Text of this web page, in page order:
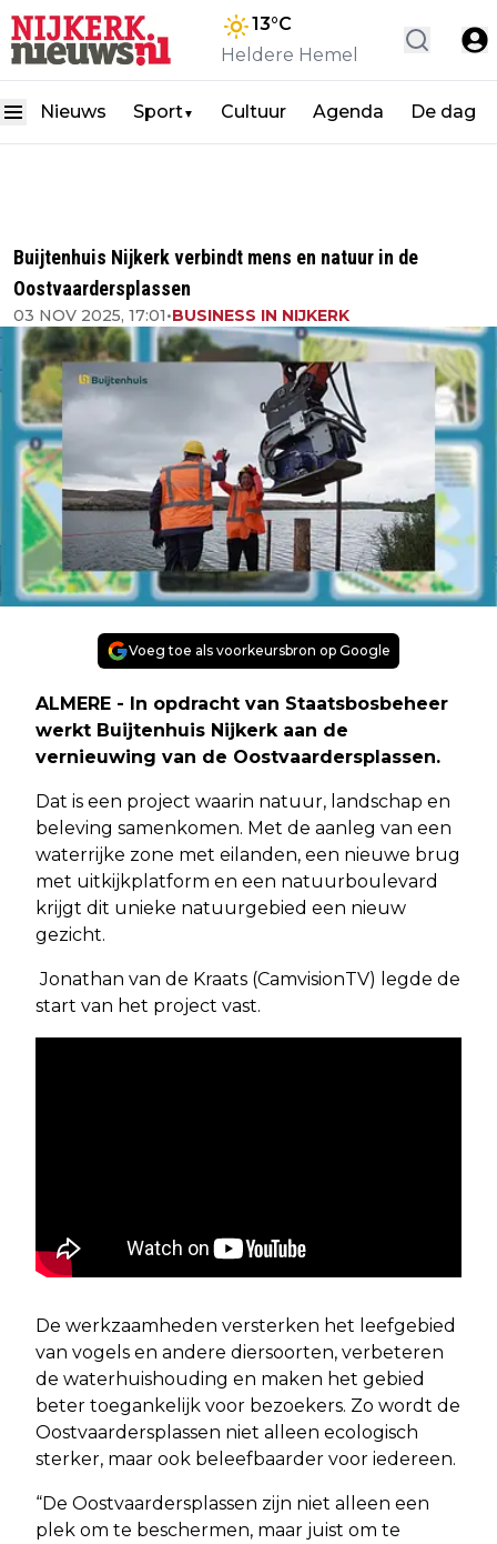
13°C
Heldere Hemel
Nieuws Sport▼ Cultuur Agenda De dag
Buijtenhuis Nijkerk verbindt mens en natuur in de
Oostvaardersplassen
03 NOV 2025, 17:01•BUSINESS IN NIJKERK
Voeg toe als voorkeursbron op Google
ALMERE - In opdracht van Staatsbosbeheer
werkt Buijtenhuis Nijkerk aan de
vernieuwing van de Oostvaardersplassen.
Dat is een project waarin natuur, landschap en
beleving samenkomen. Met de aanleg van een
waterrijke zone met eilanden, een nieuwe brug
met uitkijkplatform en een natuurboulevard
krijgt dit unieke natuurgebied een nieuw
gezicht.
Jonathan van de Kraats (CamvisionTV) legde de
start van het project vast.
De werkzaamheden versterken het leefgebied
van vogels en andere diersoorten, verbeteren
de waterhuishouding en maken het gebied
beter toegankelijk voor bezoekers. Zo wordt de
Oostvaardersplassen niet alleen ecologisch
sterker, maar ook beleefbaarder voor iedereen.
“De Oostvaardersplassen zijn niet alleen een
plek om te beschermen, maar juist om te